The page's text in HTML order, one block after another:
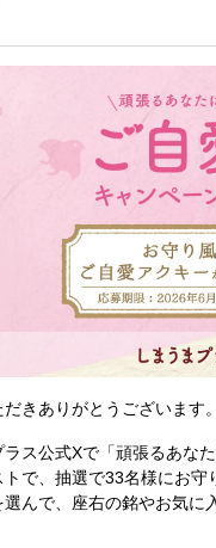
きありがとうございます。
ス公式Xで「頑張るあな
で、抽選で33名様にお守
んで、座右の銘やお気に